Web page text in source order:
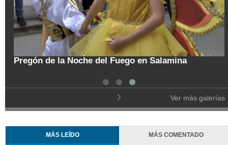
Pregón de la Noche del Fuego en Salamina
Ver más galerías
MÁS LEÍDO MÁS COMENTADO